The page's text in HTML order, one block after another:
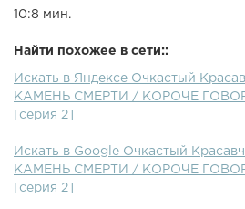
10:8 мин.
Найти похожее в сети::
Искать в Яндексе Очкастый
КАМЕНЬ СМЕРТИ / КОРОЧЕ
[серия 2]
Искать в Google Очкастый
КАМЕНЬ СМЕРТИ / КОРОЧЕ
[серия 2]